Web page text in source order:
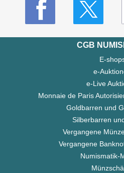
CGB
E-
e-
e-Live
Monnaie de Paris
Goldbarren und
Silberbarren
Vergangene
Vergangene
Numismatik-